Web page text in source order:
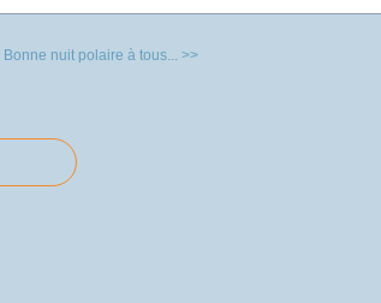
Bonne nuit polaire à tous... >>